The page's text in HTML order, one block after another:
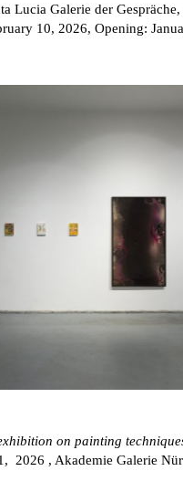
Lucia Galerie der
10, 2026, Opening:
on painting
2026 , Akademie Galerie